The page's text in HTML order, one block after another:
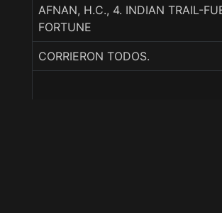
AFNAN, H.C., 4. INDIAN TRAIL-
FORTUNE
CORRIERON TODOS.